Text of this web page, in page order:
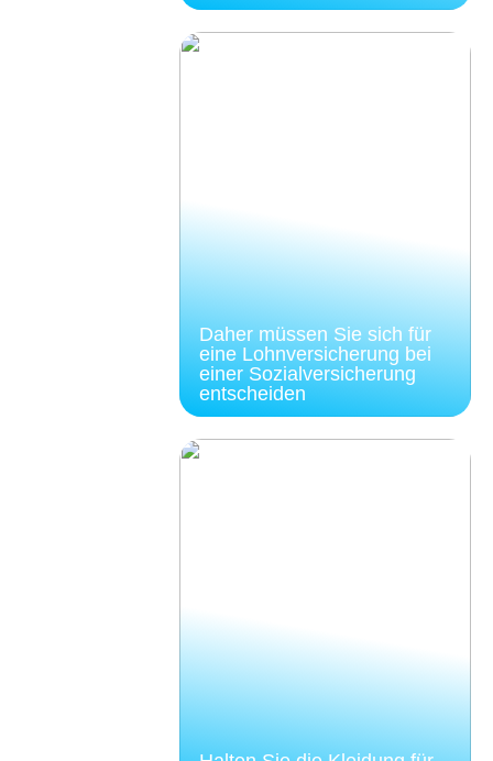
Daher müssen Sie sich für
eine Lohnversicherung bei
einer Sozialversicherung
entscheiden